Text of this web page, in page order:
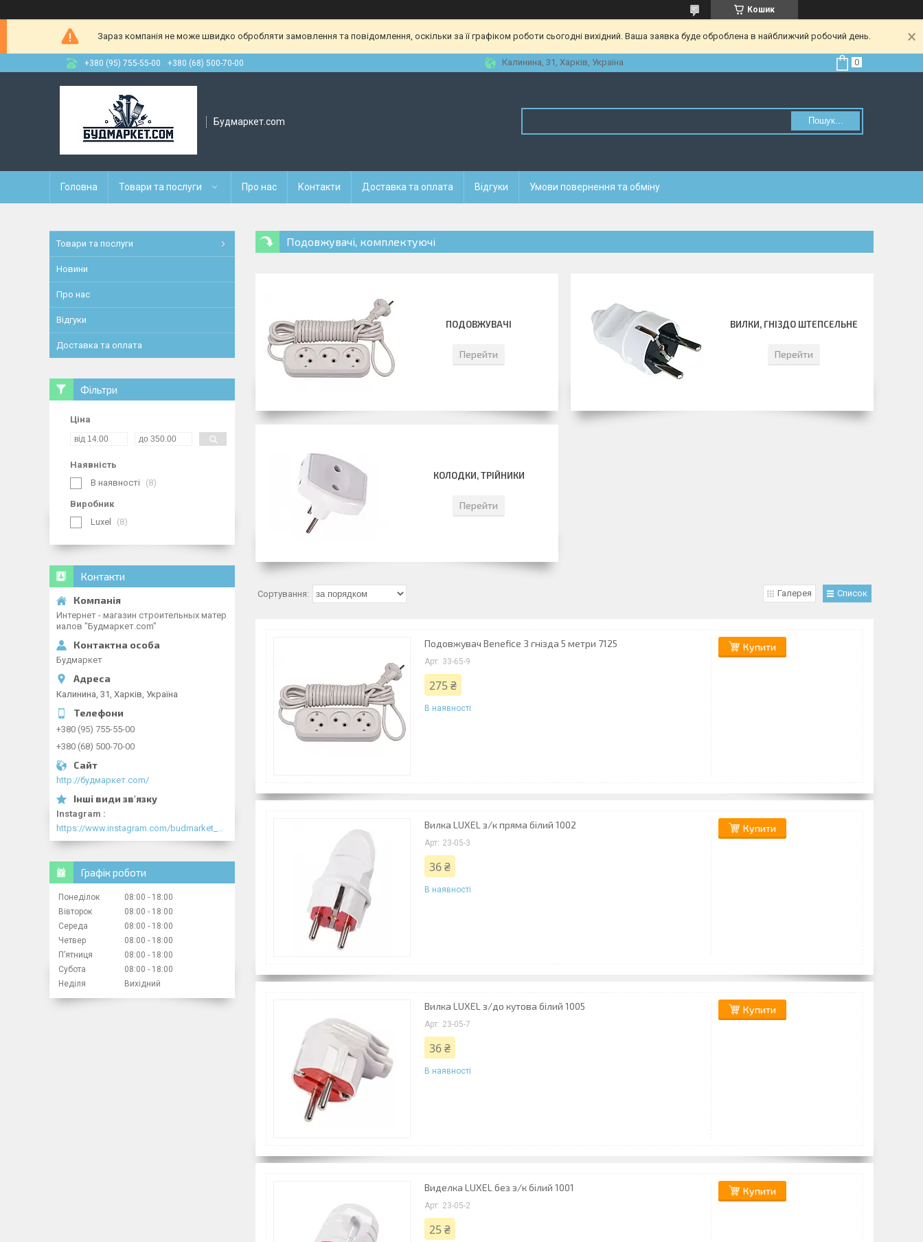
Кошик
Зараз компанія не може швидко обробляти замовлення та повідомлення, оскільки за її графіком роботи сьогодні вихідний. Ваша заявка буде оброблена в найближчий робочий день.
+380 (95) 755-55-00 +380 (68) 500-70-00 Калинина, 31, Харків, Україна
Будмаркет.com Пошук...
Головна Товари та послуги Про нас Контакти Доставка та оплата Відгуки Умови повернення та обміну
Подовжувачі, комплектуючі
ПОДОВЖУВАЧІ
Перейти
ВИЛКИ, ГНІЗДО ШТЕПСЕЛЬНЕ
Перейти
КОЛОДКИ, ТРІЙНИКИ
Перейти
Галерея Список
Подовжувач Benefice 3 гнізда 5 метри 7125
33-65-9
275 ₴
В наявності
Купити
Вилка LUXEL з/к пряма білий 1002
23-05-3
36 ₴
В наявності
Купити
Вилка LUXEL з/до кутова білий 1005
23-05-7
36 ₴
В наявності
Купити
Виделка LUXEL без з/к білий 1001
23-05-2
25 ₴
Купити
Товари та послуги
Новини
Про нас
Відгуки
Доставка та оплата
Фільтри
Ціна
Наявність
В наявності
8
Виробник
Luxel
8
Контакти
Интернет - магазин строительных матер
иалов "Будмаркет.com"
Будмаркет
Калинина, 31, Харків, Україна
+380 (95) 755-55-00
+380 (68) 500-70-00
http://будмаркет.com/
Instagram
Графік роботи
Понеділок 08:00
18:00
Вівторок
08:00
18:00
Середа
08:00
18:00
Четвер
08:00
18:00
Пʼятниця
08:00
18:00
Субота
08:00
18:00
Неділя
Вихідний